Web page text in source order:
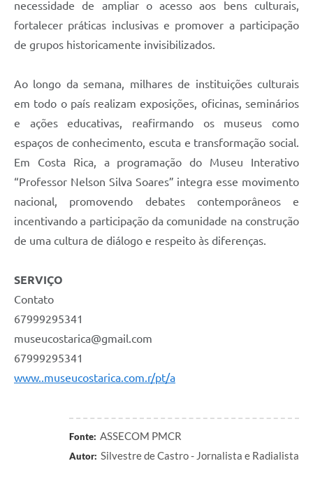
necessidade de ampliar o acesso aos bens culturais,
fortalecer práticas inclusivas e promover a participação
de grupos historicamente invisibilizados.
Ao longo da semana, milhares de instituições culturais
em todo o país realizam exposições, oficinas, seminários
e ações educativas, reafirmando os museus como
espaços de conhecimento, escuta e transformação social.
Em Costa Rica, a programação do Museu Interativo
“Professor Nelson Silva Soares” integra esse movimento
nacional, promovendo debates contemporâneos e
incentivando a participação da comunidade na construção
de uma cultura de diálogo e respeito às diferenças.
SERVIÇO
Contato
67999295341
museucostarica@gmail.com
67999295341
www..museucostarica.com.r/pt/a
Fonte: ASSECOM PMCR
Autor: Silvestre de Castro - Jornalista e Radialista